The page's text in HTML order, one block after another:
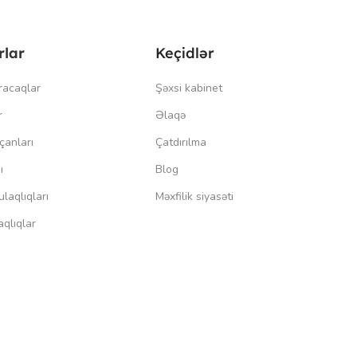
Keçidlər
Şəxsi kabinet
Əlaqə
Çatdırılma
Blog
Məxfilik siyasəti